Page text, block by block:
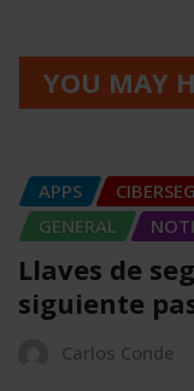
YOU MAY
APPS
GENERAL
Llaves de
siguiente
Carlos Conde